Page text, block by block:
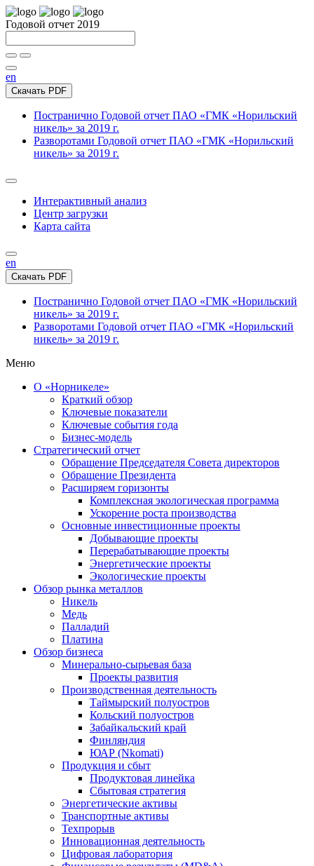
Годовой отчет 2019
en
Скачать PDF
Постранично Годовой отчет ПАО «ГМК «Норильский
никель» за 2019 г.
Разворотами Годовой отчет ПАО «ГМК «Норильский
никель» за 2019 г.
Интерактивный анализ
Центр загрузки
Карта сайта
en
Скачать PDF
Постранично Годовой отчет ПАО «ГМК «Норильский
никель» за 2019 г.
Разворотами Годовой отчет ПАО «ГМК «Норильский
никель» за 2019 г.
Меню
О «Норникеле»
Краткий обзор
Ключевые показатели
Ключевые события года
Бизнес-модель
Стратегический отчет
Обращение Председателя Совета директоров
Обращение Президента
Расширяем горизонты
Комплексная экологическая программа
Ускорение роста производства
Основные инвестиционные проекты
Добывающие проекты
Перерабатывающие проекты
Энергетические проекты
Экологические проекты
Обзор рынка металлов
Никель
Медь
Палладий
Платина
Обзор бизнеса
Минерально-сырьевая база
Проекты развития
Производственная деятельность
Таймырский полуостров
Кольский полуостров
Забайкальский край
Финляндия
ЮАР (Nkomati)
Продукция и сбыт
Продуктовая линейка
Сбытовая стратегия
Энергетические активы
Транспортные активы
Техпрорыв
Инновационная деятельность
Цифровая лаборатория